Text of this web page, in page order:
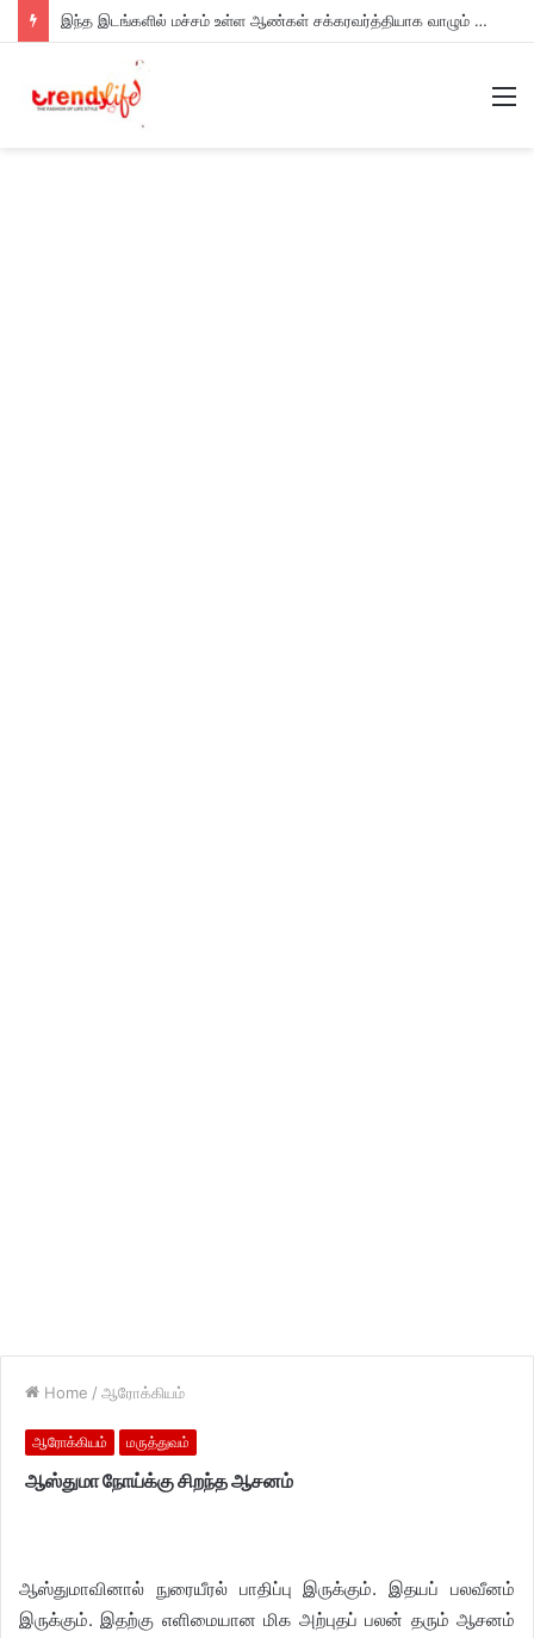
இந்த இடங்களில் மச்சம் உள்ள ஆண்கள் சக்கரவர்த்தியாக வாழும் அதிர்ஷ்டம் உள்ளவர்களாம் – உங்களுக்கு இருக்கா?
Home / ஆரோக்கியம்
ஆரோக்கியம் மருத்துவம்
ஆஸ்துமா நோய்க்கு சிறந்த ஆசனம்
ஆஸ்துமாவினால் நுரையீரல் பாதிப்பு இருக்கும். இதயப் பலவீனம்
இருக்கும். இதற்கு எளிமையான மிக அற்புதப் பலன் தரும் ஆசனம்